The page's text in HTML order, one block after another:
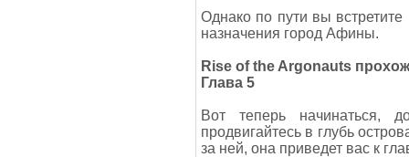
Однако по пути вы
назначения город Афины.
Rise of the Argonauts
Глава 5
Вот теперь начинаться,
продвигайтесь в глубь
за ней, она приведет вас к